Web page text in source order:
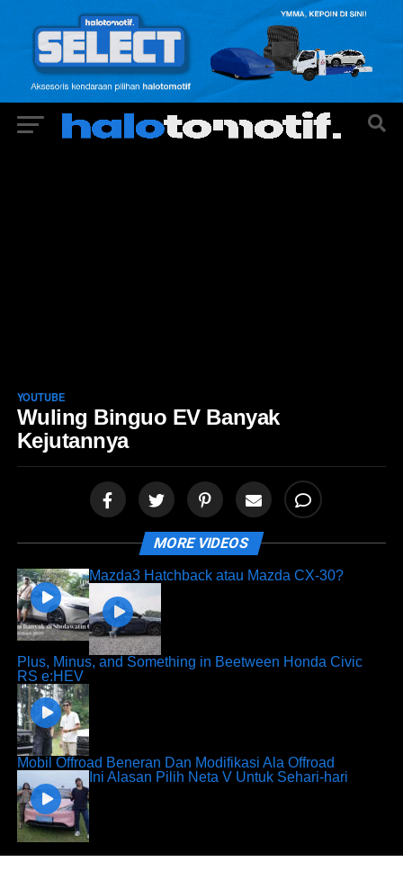
YOUTUBE
Wuling Binguo EV Banyak
Kejutannya
MORE VIDEOS
Mazda3 Hatchback atau Mazda CX-30?
Plus, Minus, and Something in Beetween Honda Civic
RS e:HEV
Mobil Offroad Beneran Dan Modifikasi Ala Offroad
Ini Alasan Pilih Neta V Untuk Sehari-hari